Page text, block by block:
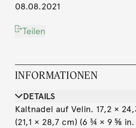
08.08.2021
Teilen
INFORMATIONEN
DETAILS
Kaltnadel auf Velin. 17,2 ×
(21,1 × 28,7 cm) (6 ¾ × 9 ⅝